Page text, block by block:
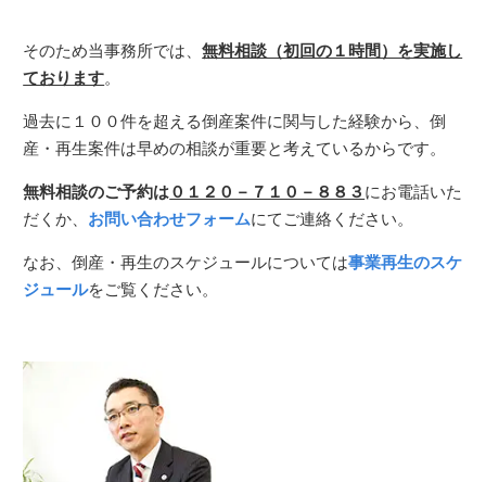
そのため当事務所では、無料相談（初回の１時間）を実施し
ております。
過去に１００件を超える倒産案件に関与した経験から、倒
産・再生案件は早めの相談が重要と考えているからです。
無料相談のご予約は０１２０－７１０－８８３ にお電話いた
だくか、 お問い合わせフォームにてご連絡ください。
なお、倒産・再生のスケジュールについては事業再生のスケ
ジュールをご覧ください。